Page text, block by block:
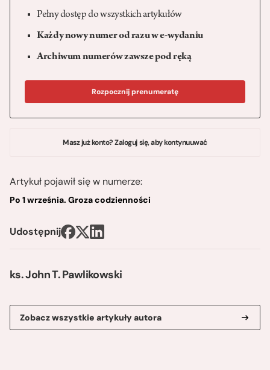
ks. John T. Pawlikowski
Zobacz wszystkie artykuły autora
Pełny dostęp do wszystkich artykułów
Każdy nowy numer od razu w e-wydaniu
Archiwum numerów zawsze pod ręką
Rozpocznij prenumeratę
Masz już konto? Zaloguj się, aby kontynuuwać
Artykuł pojawił się w numerze:
Po 1 września. Groza codzienności
Udostępnij